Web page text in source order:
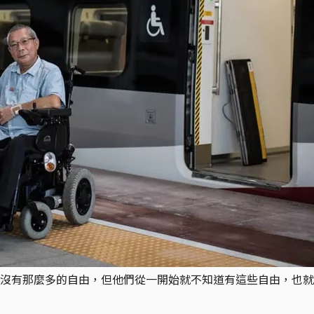
有那麼多的自由，但他們從一開始就不知道有這些自由，也